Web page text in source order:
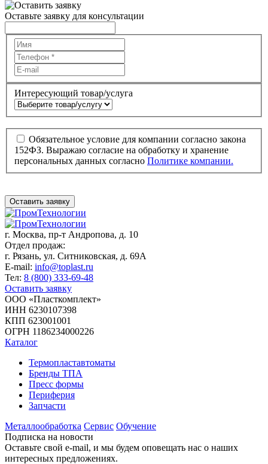
Оставьте заявку для консультации
Интересующий товар/услуга
Обязательное условие для компании согласно закона
152ФЗ. Выражаю согласие на обработку и хранение
персональных данных согласно Политике компании.
Оставить заявку
г. Москва, пр-т Андропова, д. 10
Отдел продаж:
г. Рязань, ул. Ситниковская, д. 69А
E-mail: info@toplast.ru
Тел: 8 (800) 333-69-48
Оставить заявку
ООО «Пласткомплект»
ИНН 6230107398
КПП 623001001
ОГРН 1186234000226
Каталог
Термопластавтоматы
Бренды ТПА
Пресс формы
Периферия
Запчасти
Металлообработка Сервис Обучение
Подписка на новости
Оставьте свой e-mail, и мы будем оповещать нас о наших
интересных предложениях.